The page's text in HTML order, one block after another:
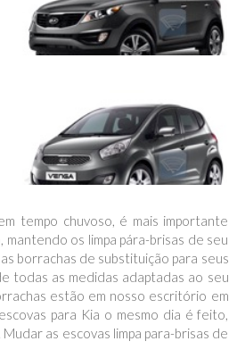
tempo chuvoso, é mais importante
mantendo os limpa pára-brisas de seu
borrachas de substituição para seus
todas as medidas adaptadas ao seu
estão em nosso escritório em
para Kia o mesmo dia é feito,
as escovas limpa para-brisas de